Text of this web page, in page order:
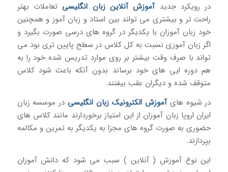
در رویکرد جدیدآموزش آنلاین زبان انگلیسی تعاملات بهتر
راحت تر و بیشتری می تواند بین استاد و زبان آموز و همچنین
خود زبان آموزان با یکدیگر در گروه های درسی صورت بگیرد و
اگر زبان آموزی نسبت به کل کلاس در سطح پایین تری بود می
تواند با صرف وقت بیشتر بر روی موارد تدریس شده خود را به
هم دوره ایی های خود برساند بدون آنکه باعث شود کلاس
متوقف شده و دیگران عقب بیفتند.
در شیوه هایآموزش الکترونیک زبان انگلیسی در موسسه زبان
ایران اروپا زبان آموزان از این امتیاز برخوردارند مانند کلاس های
حضوری به صورت گروه های مجزا به یکدیگر به تمرین و مکالمه
بپردازند.
این نوع آموزش ( آنلاین ) سبب می شود که دانش آموزان